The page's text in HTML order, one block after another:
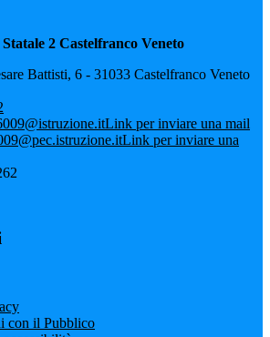
2 Castelfranco Veneto
Battisti, 6 - 31033 Castelfranco Veneto
Link per inviare una mail
Link per inviare una
con il Pubblico